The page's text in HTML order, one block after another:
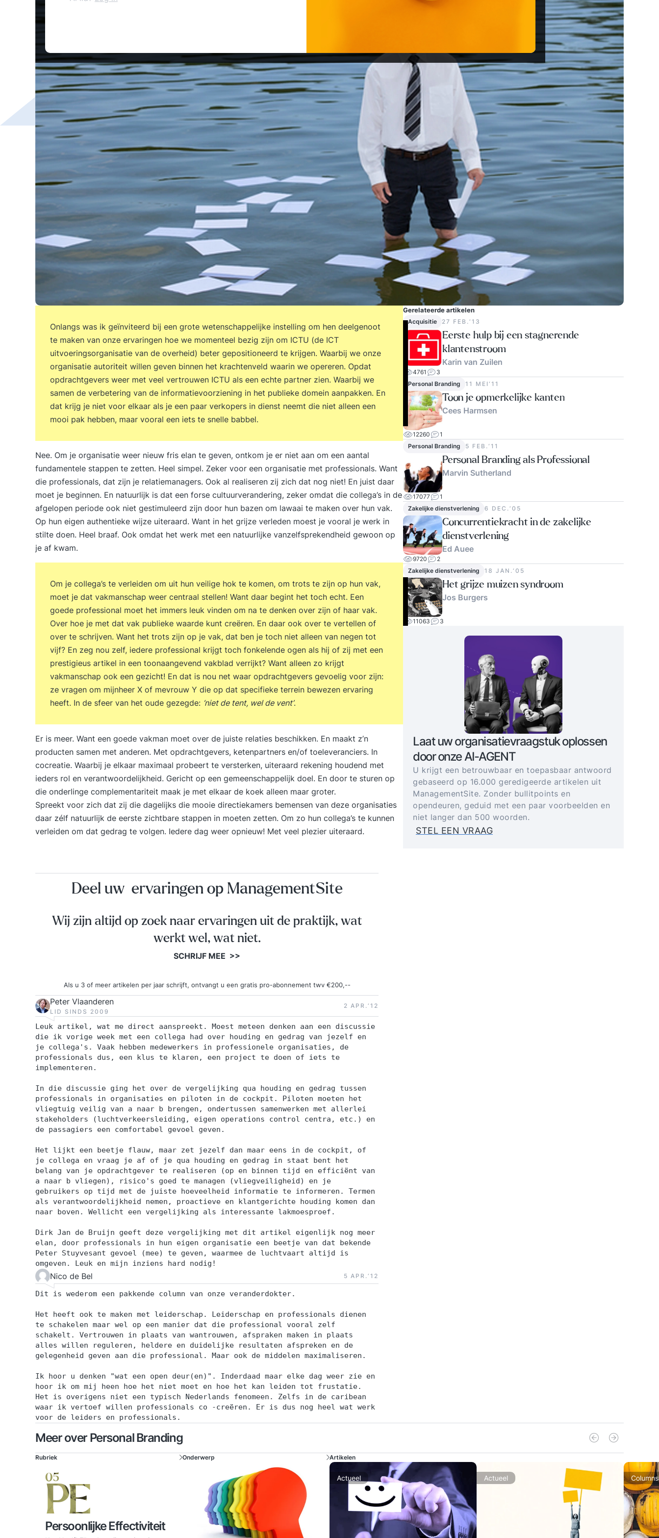
Onlangs was ik geïnviteerd bij een grote wetenschappelijke instelling om hen deelgenoot
te maken van onze ervaringen hoe we momenteel bezig zijn om ICTU (de ICT
uitvoeringsorganisatie van de overheid) beter gepositioneerd te krijgen. Waarbij we onze
organisatie autoriteit willen geven binnen het krachtenveld waarin we opereren. Opdat
opdrachtgevers weer met veel vertrouwen ICTU als een echte partner zien. Waarbij we
samen de verbetering van de informatievoorziening in het publieke domein aanpakken. En
dat krijg je niet voor elkaar als je een paar verkopers in dienst neemt die niet alleen een
mooi pak hebben, maar vooral een iets te snelle babbel.
Nee. Om je organisatie weer nieuw fris elan te geven, ontkom je er niet aan om een aantal
fundamentele stappen te zetten. Heel simpel. Zeker voor een organisatie met professionals. Want
die professionals, dat zijn je relatiemanagers. Ook al realiseren zij zich dat nog niet! En juist daar
moet je beginnen. En natuurlijk is dat een forse cultuurverandering, zeker omdat die collega’s in de
afgelopen periode ook niet gestimuleerd zijn door hun bazen om lawaai te maken over hun vak.
Op hun eigen authentieke wijze uiteraard. Want in het grijze verleden moest je vooral je werk in
stilte doen. Heel braaf. Ook omdat het werk met een natuurlijke vanzelfsprekendheid gewoon op
je af kwam.
Om je collega’s te verleiden om uit hun veilige hok te komen, om trots te zijn op hun vak,
moet je dat vakmanschap weer centraal stellen! Want daar begint het toch echt. Een
goede professional moet het immers leuk vinden om na te denken over zijn of haar vak.
Over hoe je met dat vak publieke waarde kunt creëren. En daar ook over te vertellen of
over te schrijven. Want het trots zijn op je vak, dat ben je toch niet alleen van negen tot
vijf? En zeg nou zelf, iedere professional krijgt toch fonkelende ogen als hij of zij met een
prestigieus artikel in een toonaangevend vakblad verrijkt? Want alleen zo krijgt
vakmanschap ook een gezicht! En dat is nou net waar opdrachtgevers gevoelig voor zijn:
ze vragen om mijnheer X of mevrouw Y die op dat specifieke terrein bewezen ervaring
heeft. In de sfeer van het oude gezegde: ‘niet de tent, wel de vent’.
Er is meer. Want een goede vakman moet over de juiste relaties beschikken. En maakt z’n
producten samen met anderen. Met opdrachtgevers, ketenpartners en/of toeleveranciers. In
cocreatie. Waarbij je elkaar maximaal probeert te versterken, uiteraard rekening houdend met
ieders rol en verantwoordelijkheid. Gericht op een gemeenschappelijk doel. En door te sturen op
die onderlinge complementariteit maak je met elkaar de koek alleen maar groter.
Spreekt voor zich dat zij die dagelijks die mooie directiekamers bemensen van deze organisaties
daar zélf natuurlijk de eerste zichtbare stappen in moeten zetten. Om zo hun collega’s te kunnen
verleiden om dat gedrag te volgen. Iedere dag weer opnieuw! Met veel plezier uiteraard.
Gerelateerde artikelen
Acquisitie 27 FEB.‘13
Eerste hulp bij een stagnerende
klantenstroom
Karin van Zuilen
4761
3
Personal Branding
11 MEI‘11
Toon je opmerkelijke kanten
Cees Harmsen
12260
1
Personal Branding
5 FEB.‘11
Personal Branding als Professional
Marvin Sutherland
17077
1
Zakelijke dienstverlening
6 DEC.‘05
Concurrentiekracht in de zakelijke
dienstverlening
Ed Auee
9720
2
Zakelijke dienstverlening
18 JAN.‘05
Het grijze muizen syndroom
Jos Burgers
11063 3
Laat uw organisatievraagstuk oplossen
door onze AI-AGENT
U krijgt een betrouwbaar en toepasbaar antwoord
gebaseerd op 16.000 geredigeerde artikelen uit
ManagementSite. Zonder bullitpoints en
opendeuren, geduid met een paar voorbeelden en
niet langer dan 500 woorden.
STEL EEN VRAAG
Deel uw ervaringen op ManagementSite
Wij zijn altijd op zoek naar ervaringen uit de praktijk, wat
werkt wel, wat niet.
SCHRIJF MEE >>
Als u 3 of meer artikelen per jaar schrijft, ontvangt u een gratis pro-abonnement twv €200,--
Peter Vlaanderen
LID SINDS 2009
2 APR.‘12
Leuk artikel, wat me direct aanspreekt. Moest meteen denken aan een discussie
die ik vorige week met een collega had over houding en gedrag van jezelf en
je collega's. Vaak hebben medewerkers in professionele organisaties, de
professionals dus, een klus te klaren, een project te doen of iets te
implementeren.
In die discussie ging het over de vergelijking qua houding en gedrag tussen
professionals in organisaties en piloten in de cockpit. Piloten moeten het
vliegtuig veilig van a naar b brengen, ondertussen samenwerken met allerlei
stakeholders (luchtverkeersleiding, eigen operations control centra, etc.) en
de passagiers een comfortabel gevoel geven.
Het lijkt een beetje flauw, maar zet jezelf dan maar eens in de cockpit, of
je collega en vraag je af of je qua houding en gedrag in staat bent het
belang van je opdrachtgever te realiseren (op en binnen tijd en efficiënt van
a naar b vliegen), risico's goed te managen (vliegveiligheid) en je
gebruikers op tijd met de juiste hoeveelheid informatie te informeren. Termen
als verantwoordelijkheid nemen, proactieve en klantgerichte houding komen dan
naar boven. Wellicht een vergelijking als interessante lakmoesproef.
Dirk Jan de Bruijn geeft deze vergelijking met dit artikel eigenlijk nog meer
elan, door professionals in hun eigen organisatie een beetje van dat bekende
Peter Stuyvesant gevoel (mee) te geven, waarmee de luchtvaart altijd is
omgeven. Leuk en mijn inziens hard nodig!
Nico de Bel 5 APR.‘12
Dit is wederom een pakkende column van onze veranderdokter.
Het heeft ook te maken met leiderschap. Leiderschap en professionals dienen
te schakelen maar wel op een manier dat die professional vooral zelf
schakelt. Vertrouwen in plaats van wantrouwen, afspraken maken in plaats
alles willen reguleren, heldere en duidelijke resultaten afspreken en de
gelegenheid geven aan die professional. Maar ook de middelen maximaliseren.
Ik hoor u denken "wat een open deur(en)". Inderdaad maar elke dag weer zie en
hoor ik om mij heen hoe het niet moet en hoe het kan leiden tot frustatie.
Het is overigens niet een typisch Nederlands fenomeen. Zelfs in de caribean
waar ik vertoef willen professionals co -creëren. Er is dus nog heel wat werk
voor de leiders en professionals.
Meer over Personal Branding
Rubriek
05
PE
Persoonlijke Effectiviteit
Onderwerp Artikelen
Actueel Actueel Columns